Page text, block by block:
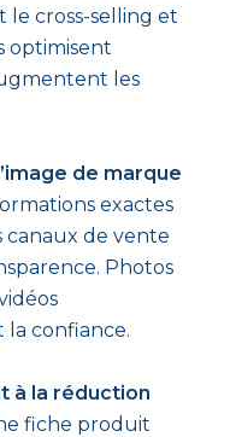
cross-selling et
optimisent
les
de marque
exactes
canaux de vente
Photos
confiance.
à la réduction
fiche produit